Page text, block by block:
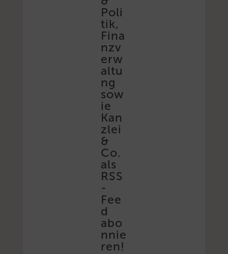
Poli
tik,
Fina
nzv
erw
altu
ng
sow
ie
Kan
zlei
&
Co.
als
RSS
-
Fee
d
abo
nnie
ren!